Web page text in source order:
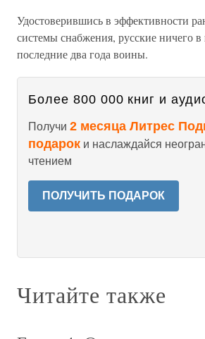
Удостоверившись в эффективности
системы снабжения, русские ничего
последние два года воины.
Более 800 000 книг и
Получи 2 месяца Литрес
подарок и наслаждайся
чтением
ПОЛУЧИТЬ ПОДАРОК
Читайте также